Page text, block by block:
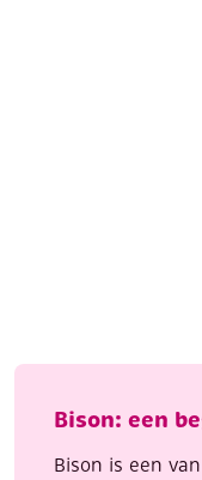
Bison: een
Bison is een